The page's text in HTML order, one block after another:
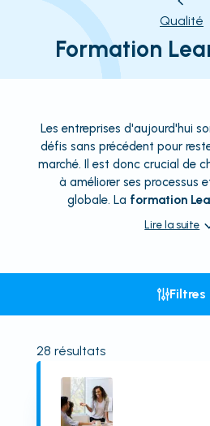
Qualité
Formation
Les entreprises d'aujourd'hui
défis sans précédent pour
marché. Il est donc crucial de
à améliorer ses processus
globale. La formation
Lire la suite
Filtres
28 résultats